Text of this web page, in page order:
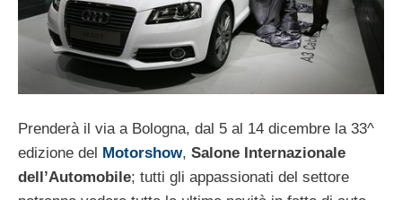
Prenderà il via a Bologna, dal 5 al 14 dicembre la 33^
edizione del
Motorshow, Salone Internazionale
dell’Automobile; tutti gli appassionati del settore